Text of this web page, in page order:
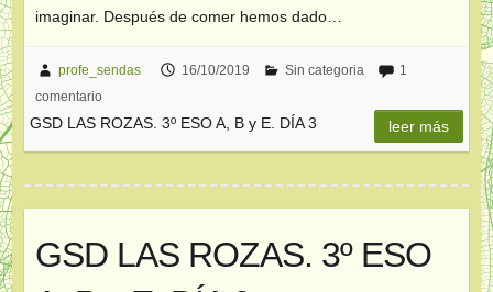
imaginar. Después de comer hemos dado…
profe_sendas 16/10/2019 Sin categoria
1
comentario
GSD LAS ROZAS. 3º ESO A, B y E. DÍA 3 leer más
GSD LAS ROZAS. 3º ESO